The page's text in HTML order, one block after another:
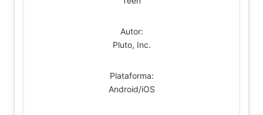
Autor:
Pluto, Inc.
Plataforma:
Android/iOS